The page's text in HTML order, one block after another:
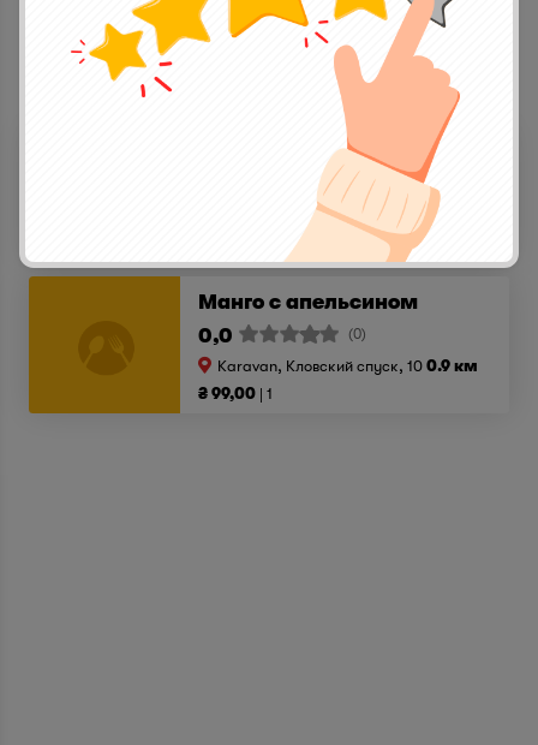
ІНШІ СТРАВИ
Авокадо с яблоком
(0)
Karavan, Кловский спуск, 10 0.9 км
Манго с апельсином
0,0
(0)
Karavan, Кловский спуск, 100.9 км
₴ 99,00
1